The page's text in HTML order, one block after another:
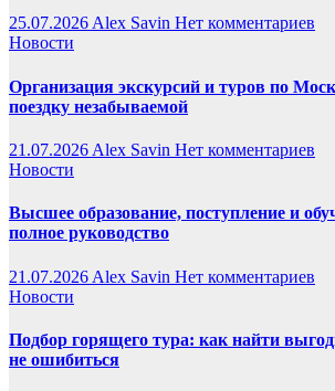
25.07.2026Alex Savin Нет комментариев
Новости
Организация экскурсий и туров по
поездку незабываемой
21.07.2026 Alex Savin Нет комментариев
Новости
Высшее образование, поступление и
полное руководство
21.07.2026 Alex Savin Нет комментариев
Новости
Подбор горящего тура: как найти
не ошибиться